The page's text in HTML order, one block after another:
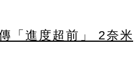
「進度超前」 2奈米